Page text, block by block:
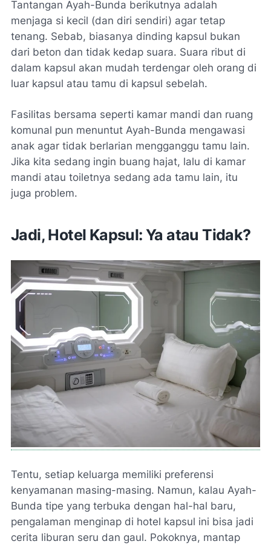
Tantangan Ayah-Bunda berikutnya adalah
menjaga si kecil (dan diri sendiri) agar tetap
tenang. Sebab, biasanya dinding kapsul bukan
dari beton dan tidak kedap suara. Suara ribut di
dalam kapsul akan mudah terdengar oleh orang di
luar kapsul atau tamu di kapsul sebelah.
Fasilitas bersama seperti kamar mandi dan ruang
komunal pun menuntut Ayah-Bunda mengawasi
anak agar tidak berlarian mengganggu tamu lain.
Jika kita sedang ingin buang hajat, lalu di kamar
mandi atau toiletnya sedang ada tamu lain, itu
juga problem.
Jadi, Hotel Kapsul: Ya atau Tidak?
Tentu, setiap keluarga memiliki preferensi
kenyamanan masing-masing. Namun, kalau Ayah-
Bunda tipe yang terbuka dengan hal-hal baru,
pengalaman menginap di hotel kapsul ini bisa jadi
cerita liburan seru dan gaul. Pokoknya, mantap